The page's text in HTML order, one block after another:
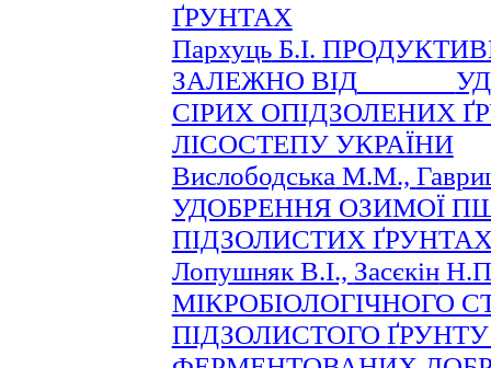
ҐРУНТАХ
ПархуцьБ.І.
ЗАЛЕЖНО ВІД
СІРИХ ОПІДЗОЛЕНИХ
ЛІСОСТЕПУ УКРАЇНИ
Вислободська М.М.,
УДОБРЕННЯ ОЗИМОЇ
ПІДЗОЛИСТИХ
Лопушняк В.І., Засєкін
МІКРОБІОЛОГІЧНОГО
ПІДЗОЛИСТОГО Ґ